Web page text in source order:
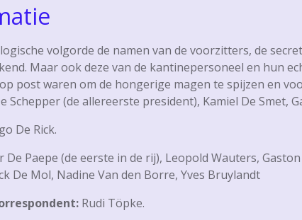
volgorde de namen van de voorzitters, de
Maar ook deze van de kantinepersoneel en hun
post waren om de hongerige magen te spijzen en
Schepper (de allereerste president), Kamiel De Smet,
De Rick.
De Paepe (de eerste in de rij), Leopold Wauters,
De Mol, Nadine Van den Borre, Yves Bruylandt
Rudi Töpke.